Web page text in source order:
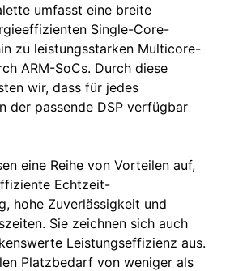
umfasst eine breite
Single-Core-
zu leistungsstarken Multicore-
ARM-SoCs. Durch diese
wir, dass für jedes
der passende DSP verfügbar
eine Reihe von Vorteilen auf,
Echtzeit-
hohe Zuverlässigkeit und
Sie zeichnen sich auch
Leistungseffizienz aus.
Platzbedarf von weniger als